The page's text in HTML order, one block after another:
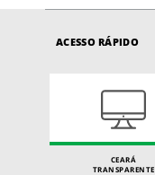
ACESSO RÁPIDO
CEARÁ
TRANSPARENTE